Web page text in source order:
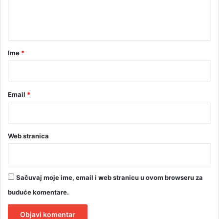
rIme *
Email *
Web stranica
Sačuvaj moje ime, email i web stranicu u ovom browseru za
buduće komentare.